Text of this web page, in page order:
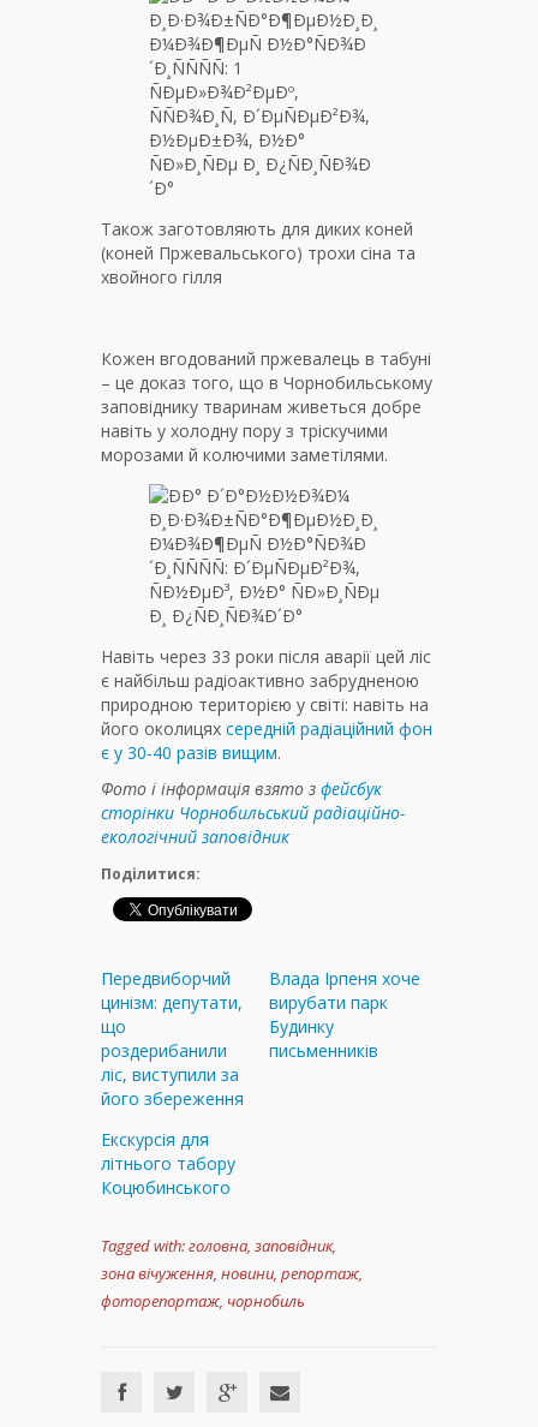
Також заготовляють для диких коней
(коней Пржевальського) трохи сіна та
хвойного гілля
Кожен вгодований пржевалець в табуні
– це доказ того, що в Чорнобильському
заповіднику тваринам живеться добре
навіть у холодну пору з тріскучими
морозами й колючими заметілями.
Навіть через 33 роки після аварії цей ліс
є найбільш радіоактивно забрудненою
природною територією у світі: навіть на
його околицях середній радіаційний фон
є у 30-40 разів вищим.
Фото і інформація взято з фейсбук
сторінки Чорнобильський радіаційно-
екологічний заповідник
Поділитися:
Передвиборчий
цинізм: депутати,
що
роздерибанили
ліс, виступили за
його збереження
Влада Ірпеня хоче
вирубати парк
Будинку
письменників
Екскурсія для
літнього табору
Коцюбинського
Tagged with:головна, заповідник,
зона вічуження, новини, репортаж,
фоторепортаж, чорнобиль